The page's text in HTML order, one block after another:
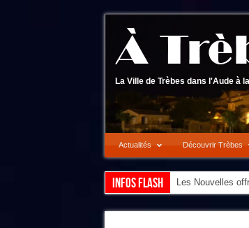
La Ville de Trèbes dans l'Aude à
Actualités Découvrir Trèbes
Infos flash Les Nouvelles